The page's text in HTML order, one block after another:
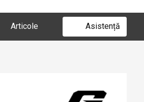
Articole Asistență